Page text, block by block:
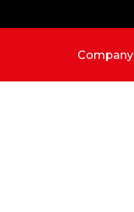
Company